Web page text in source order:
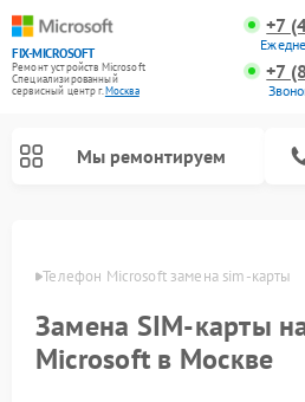
FIX-MICROSOFT
Ремонт устройств Microsoft
Специализированный
cервисный центр г.Москва
+7
+7
Мы ремонтируем
Телефон Microsoft замена sim-карты
Замена SIM-карты
Microsoft в Москве